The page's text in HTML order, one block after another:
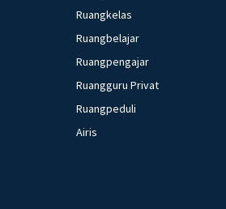
Ruangkelas
Ruangbelajar
Ruangpengajar
Ruangguru Privat
Ruangpeduli
Airis